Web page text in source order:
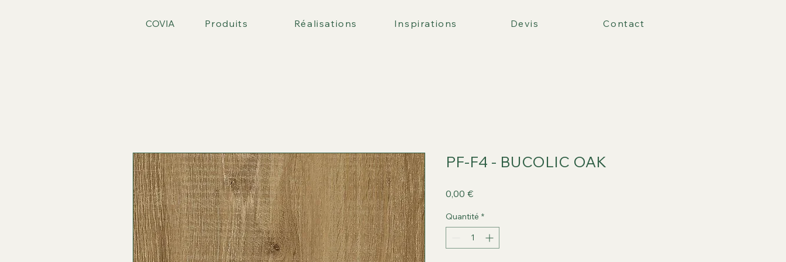
COVIA Produits Réalisations Devis
Inspirations Contact
PF-F4 - BUCOLIC OAK
0,00 €Prix
Quantité *